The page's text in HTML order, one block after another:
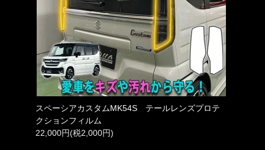
スペーシアカスタムMK54S テールレンズプロテ
クションフィルム
22,000円(税2,000円)